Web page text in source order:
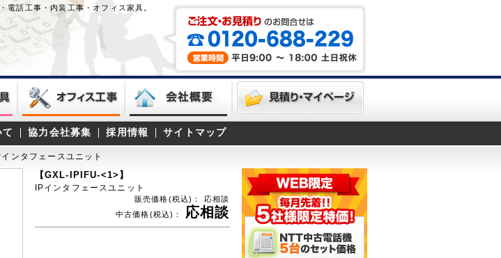
電話工事・内装工事・オフィス家具。
協力会社募集 採用情報 サイトマップ
インタフェースユニット
【GXL-IPIFU-<1>】
IPインタフェースユニット
販売価格(税込)：
応相談
中古価格(税込)：
応相談